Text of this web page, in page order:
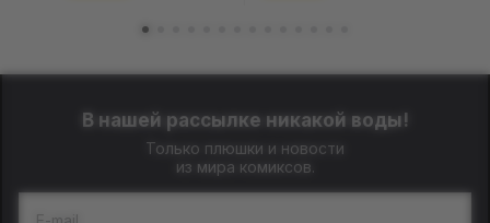
В нашей рассылке никакой воды!
Только плюшки и новости
из мира комиксов.